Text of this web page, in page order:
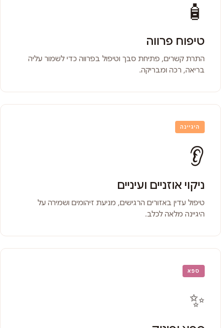
🧴
טיפוח פרווה
התרת קשרים, פתיחת סבך וטיפול בפרווה כדי לשמור עליה
בריאה, רכה ומבריקה.
היגיינה
👂
ניקוי אוזניים ועיניים
טיפול עדין באזורים הרגישים, מניעת זיהומים ושמירה על
היגיינה מלאה לכלב.
ספא
✨